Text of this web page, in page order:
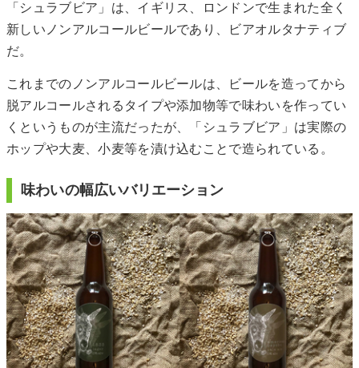
「シュラブビア」は、イギリス、ロンドンで生まれた全く
新しいノンアルコールビールであり、ビアオルタナティブ
だ。
これまでのノンアルコールビールは、ビールを造ってから
脱アルコールされるタイプや添加物等で味わいを作ってい
くというものが主流だったが、「シュラブビア」は実際の
ホップや大麦、小麦等を漬け込むことで造られている。
味わいの幅広いバリエーション